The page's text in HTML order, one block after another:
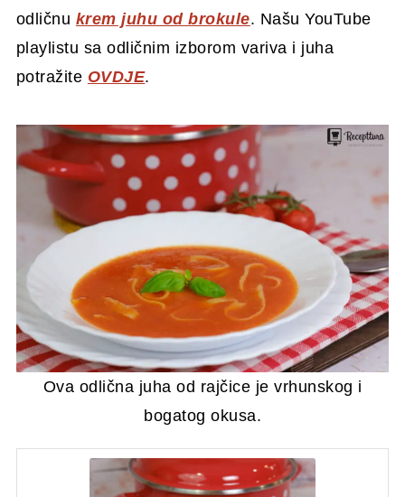
odličnu krem juhu od brokule. Našu YouTube
playlistu sa odličnim izborom variva i juha
potražite OVDJE.
Ova odlična juha od rajčice je vrhunskog i
bogatog okusa.